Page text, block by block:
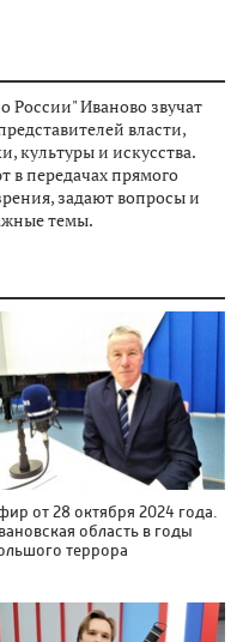
России" Иваново звучат
власти,
культуры и искусства.
в передачах прямого
задают вопросы и
темы.
от 28 октября 2024 года.
область в годы
террора